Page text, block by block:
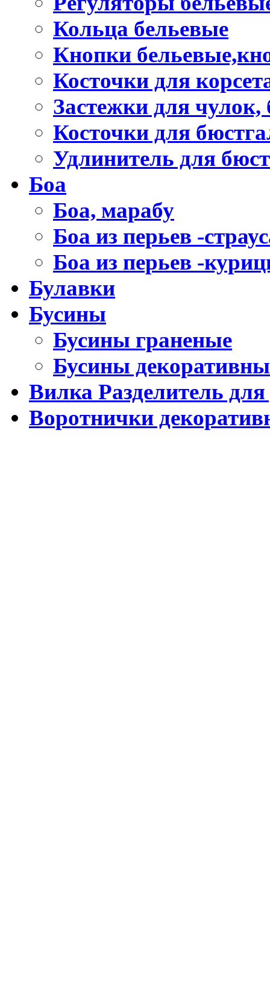
Кольца бельевые
Кнопки
Косточки для
Застежки для чулок,
Косточки для
Удлинитель для
Боа
Боа, марабу
Боа из перьев -
Боа из перьев -
Булавки
Бусины
Бусины граненые
Бусины
Вилка Разделитель для
Воротнички